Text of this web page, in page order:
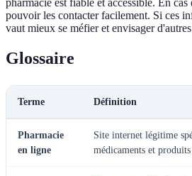
pharmacie est fiable et accessible. En
pouvoir les contacter facilement. Si ces
vaut mieux se méfier et envisager
Glossaire
Terme Définition
Pharmacie
en ligne
Site internet légitime
médicaments et produits